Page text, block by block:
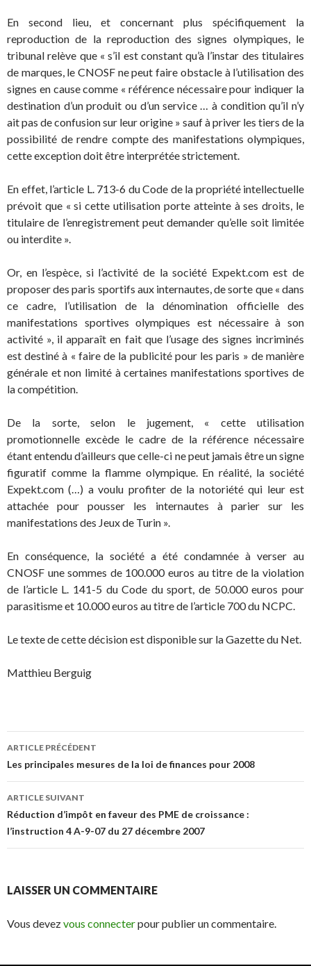
En second lieu, et concernant plus spécifiquement la
reproduction de la reproduction des signes olympiques, le
tribunal relève que « s’il est constant qu’à l’instar des titulaires
de marques, le CNOSF ne peut faire obstacle à l’utilisation des
signes en cause comme « référence nécessaire pour indiquer la
destination d’un produit ou d’un service … à condition qu’il n’y
ait pas de confusion sur leur origine » sauf à priver les tiers de la
possibilité de rendre compte des manifestations olympiques,
cette exception doit être interprétée strictement.
En effet, l’article L. 713-6 du Code de la propriété intellectuelle
prévoit que « si cette utilisation porte atteinte à ses droits, le
titulaire de l’enregistrement peut demander qu’elle soit limitée
ou interdite ».
Or, en l’espèce, si l’activité de la société Expekt.com est de
proposer des paris sportifs aux internautes, de sorte que « dans
ce cadre, l’utilisation de la dénomination officielle des
manifestations sportives olympiques est nécessaire à son
activité », il apparaît en fait que l’usage des signes incriminés
est destiné à « faire de la publicité pour les paris » de manière
générale et non limité à certaines manifestations sportives de
la compétition.
De la sorte, selon le jugement, « cette utilisation
promotionnelle excède le cadre de la référence nécessaire
étant entendu d’ailleurs que celle-ci ne peut jamais être un signe
figuratif comme la flamme olympique. En réalité, la société
Expekt.com (…) a voulu profiter de la notoriété qui leur est
attachée pour pousser les internautes à parier sur les
manifestations des Jeux de Turin ».
En conséquence, la société a été condamnée à verser au
CNOSF une sommes de 100.000 euros au titre de la violation
de l’article L. 141-5 du Code du sport, de 50.000 euros pour
parasitisme et 10.000 euros au titre de l’article 700 du NCPC.
Le texte de cette décision est disponible sur la Gazette du Net.
Matthieu Berguig
Navigation
des
articles
ARTICLE PRÉCÉDENT
Les principales mesures de la loi de finances pour 2008
ARTICLE SUIVANT
Réduction d’impôt en faveur des PME de croissance :
l’instruction 4 A-9-07 du 27 décembre 2007
LAISSER UN COMMENTAIRE
Vous devezvous connecterpour publier un commentaire.